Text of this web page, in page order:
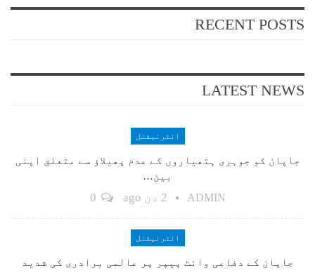
RECENT POSTS
LATEST NEWS
انٹرنیشنل
جاپان کو جوہری ہتھیاروں کے عدم پھیلاؤ سے متعلق اپنی
بین…
ADMIN 2 دن ago
انٹرنیشنل
جاپان کے دفاعی وائٹ پیپر پر عالمی برادری کی شدید